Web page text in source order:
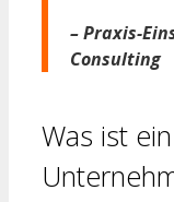
– Praxis-
Consulting
Was ist